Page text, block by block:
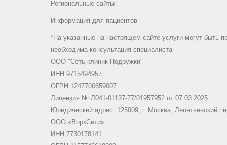
Региональные сайты
Информация для пациентов
*На указанные на настоящем сайте услуги могут быть
необходима консультация специалиста
ООО "Сеть клиник Подружки"
ИНН 9715494957
ОГРН 1247700659007
Лицензия № Л041-01137-77/01957952 от 07.03.2025
Юридический адрес: 125009, г. Москва, Леонтьевский
ООО «ВоркСити»
ИНН 7730178141